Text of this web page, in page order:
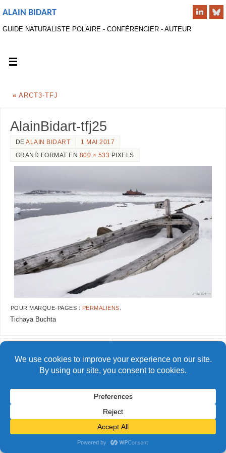
ALAIN BIDART
GUIDE NATURALISTE POLAIRE - CONFÉRENCIER - AUTEUR
« ARCT3-TFJ
AlainBidart-tfj25
DEALAIN BIDART
1 MAI 2017
GRAND FORMAT EN 800 × 533 PIXELS
POUR MARQUE-PAGES : PERMALIENS
Tichaya Buchta
© Alain Bidart (2026) - Tous droits réservés
FIÈREMENT PROPULSÉ PARPARABOLA